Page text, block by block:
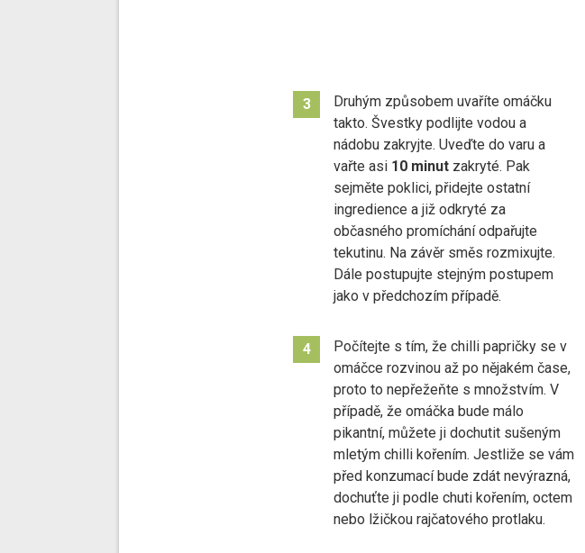
3
Druhým způsobem uvaříte omáčku
takto. Švestky podlijte vodou a
nádobu zakryjte. Uveďte do varu a
vařte asi 10 minutzakryté. Pak
sejměte poklici, přidejte ostatní
ingredience a již odkryté za
občasného promíchání odpařujte
tekutinu. Na závěr směs rozmixujte.
Dále postupujte stejným postupem
jako v předchozím případě.
4
Počítejte s tím, že chilli papričky se v
omáčce rozvinou až po nějakém čase,
proto to nepřežeňte s množstvím. V
případě, že omáčka bude málo
pikantní, můžete ji dochutit sušeným
mletým chilli kořením. Jestliže se vám
před konzumací bude zdát nevýrazná,
dochuťte ji podle chuti kořením, octem
nebo lžičkou rajčatového protlaku.